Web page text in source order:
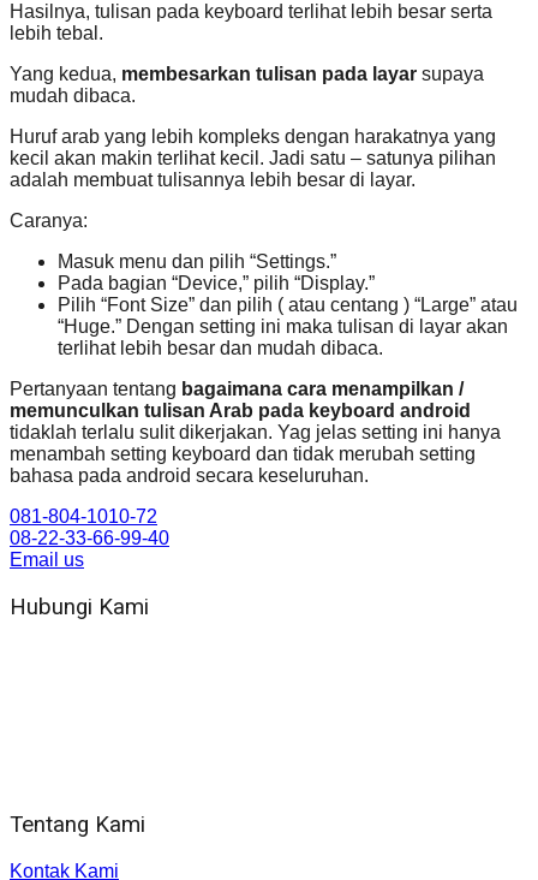
Hasilnya, tulisan pada keyboard terlihat lebih besar serta
lebih tebal.
Yang kedua, membesarkan tulisan pada layar supaya
mudah dibaca.
Huruf arab yang lebih kompleks dengan harakatnya yang
kecil akan makin terlihat kecil. Jadi satu – satunya pilihan
adalah membuat tulisannya lebih besar di layar.
Caranya:
Masuk menu dan pilih “Settings.”
Pada bagian “Device,” pilih “Display.”
Pilih “Font Size” dan pilih ( atau centang ) “Large” atau
“Huge.” Dengan setting ini maka tulisan di layar akan
terlihat lebih besar dan mudah dibaca.
Pertanyaan tentang bagaimana cara menampilkan /
memunculkan tulisan Arab pada keyboard android
tidaklah terlalu sulit dikerjakan. Yag jelas setting ini hanya
menambah setting keyboard dan tidak merubah setting
bahasa pada android secara keseluruhan.
081-804-1010-72
08-22-33-66-99-40
Email us
Hubungi Kami
Tentang Kami
Kontak Kami